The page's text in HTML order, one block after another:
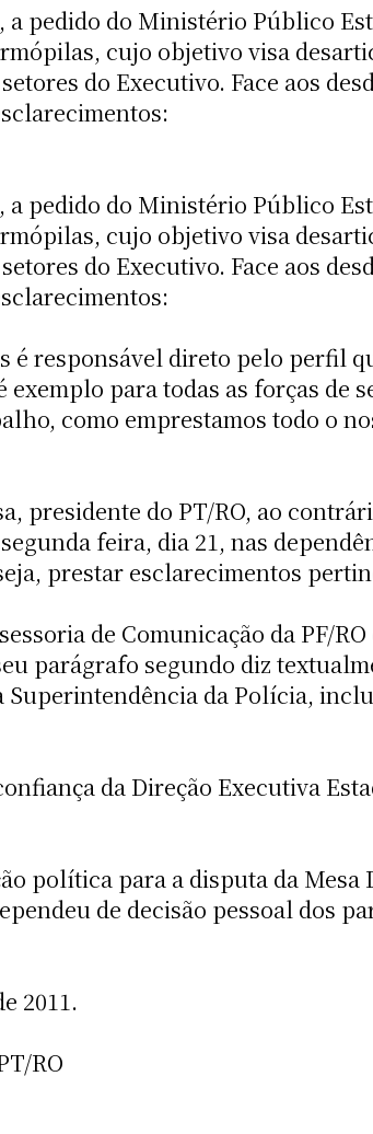
pedido do Ministério Público
cujo objetivo visa
do Executivo. Face aos
pedido do Ministério Público
cujo objetivo visa
do Executivo. Face aos
é responsável direto pelo perfil
para todas as forças de
como emprestamos todo o
presidente do PT/RO, ao
feira, dia 21, nas
prestar esclarecimentos
de Comunicação da PF/
parágrafo segundo diz
Superintendência da Polícia,
da Direção Executiva
política para a disputa da
de decisão pessoal dos
2011.
RO